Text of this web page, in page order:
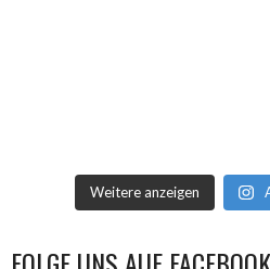
Weitere anzeigen